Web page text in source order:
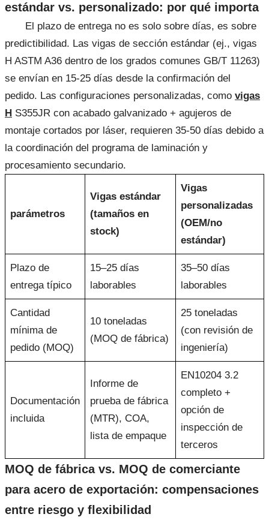
estándar vs. personalizado: por qué importa
El plazo de entrega no es solo sobre días, es sobre
predictibilidad. Las vigas de sección estándar (ej., vigas
H ASTM A36 dentro de los grados comunes GB/T 11263)
se envían en 15-25 días desde la confirmación del
pedido. Las configuraciones personalizadas, como vigas
H S355JR con acabado galvanizado + agujeros de
montaje cortados por láser, requieren 35-50 días debido a
la coordinación del programa de laminación y
procesamiento secundario.
parámetros
Vigas estándar
(tamaños en
stock)
Vigas
personalizadas
(OEM/no
estándar)
Plazo de
entrega típico
15–25 días
laborables
35–50 días
laborables
Cantidad
mínima de
pedido (MOQ)
10 toneladas
(MOQ de fábrica)
25 toneladas
(con revisión de
ingeniería)
Documentación
incluida
Informe de
prueba de fábrica
(MTR), COA,
lista de empaque
EN10204 3.2
completo +
opción de
inspección de
terceros
MOQ de fábrica vs. MOQ de comerciante
para acero de exportación: compensaciones
entre riesgo y flexibilidad